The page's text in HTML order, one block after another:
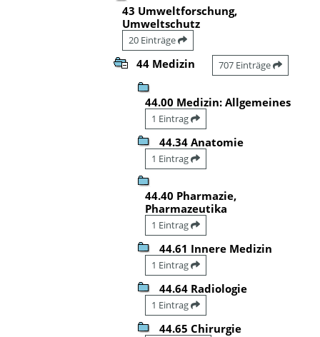
43 Umweltforschung,
Umweltschutz
20 Einträge
44 Medizin 707 Einträge
44.00 Medizin: Allgemeines
1 Eintrag
44.34 Anatomie
1 Eintrag
44.40 Pharmazie,
Pharmazeutika
1 Eintrag
44.61 Innere Medizin
1 Eintrag
44.64 Radiologie
1 Eintrag
44.65 Chirurgie